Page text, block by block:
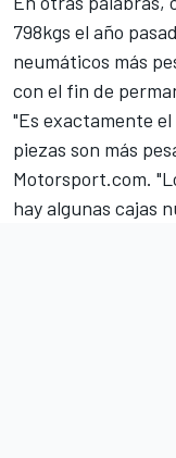
798kgs el año
neumáticos más
con el fin de
"Es exactamente
piezas son más
Motorsport.com.
hay algunas cajas